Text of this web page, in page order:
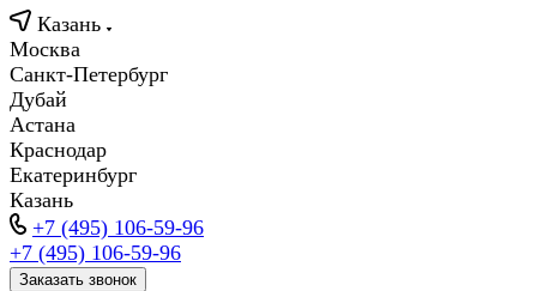
Казань
Москва
Санкт-Петербург
Дубай
Астана
Краснодар
Екатеринбург
Казань
+7 (495) 106-59-96
+7 (495) 106-59-96
Заказать звонок